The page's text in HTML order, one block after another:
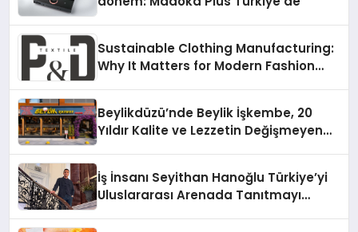
Sustainable Clothing Manufacturing:
Why It Matters for Modern Fashion
Beylikdüzü’nde Beylik İşkembe, 20
Yıldır Kalite ve Lezzetin Değişmeyen
İş İnsanı Seyithan Hanoğlu Türkiye’yi
Uluslararası Arenada Tanıtmayı